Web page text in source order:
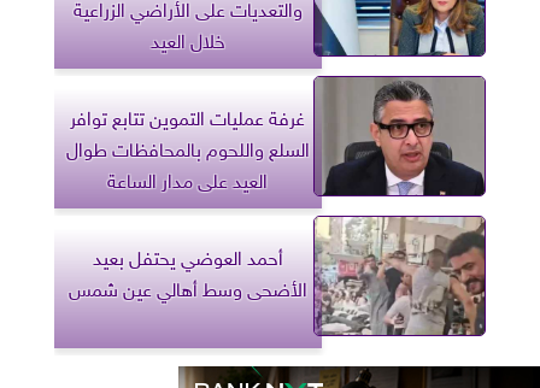
والتعديات على الأراضي الزراعية
خلال العيد
غرفة عمليات التموين تتابع توافر
السلع واللحوم بالمحافظات طوال
العيد على مدار الساعة
أحمد العوضي يحتفل بعيد
الأضحى وسط أهالي عين شمس